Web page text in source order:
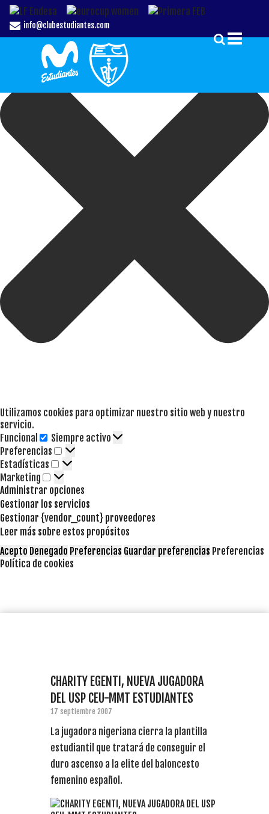
Gestionar el Consentimiento de las Cookies
Utilizamos cookies para optimizar nuestro sitio web y nuestro
servicio.
Funcional
Funcional
Siempre activo
Preferencias
Preferencias
Estadísticas Estadísticas
Marketing Marketing
Administrar opciones
Gestionar los servicios
Gestionar {vendor_count} proveedores
Leer más sobre estos propósitos
Acepto Denegado Preferencias Guardar preferencias Preferencias
Política de cookies
info@clubestudiantes.com
CHARITY EGENTI, NUEVA JUGADORA
DEL USP CEU-MMT ESTUDIANTES
17 septiembre 2007
La jugadora nigeriana cierra la plantilla
estudiantil que tratará de conseguir el
duro ascenso a la elite del baloncesto
femenino español.